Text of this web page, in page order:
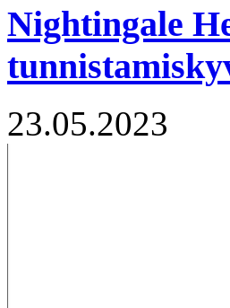
Nightingale
23.05.2023